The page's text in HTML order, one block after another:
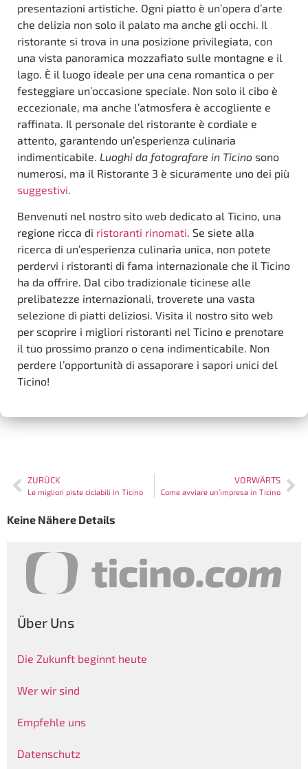
presentazioni artistiche. Ogni piatto è un’opera d’arte
che delizia non solo il palato ma anche gli occhi. Il
ristorante si trova in una posizione privilegiata, con
una vista panoramica mozzafiato sulle montagne e il
lago. È il luogo ideale per una cena romantica o per
festeggiare un’occasione speciale. Non solo il cibo è
eccezionale, ma anche l’atmosfera è accogliente e
raffinata. Il personale del ristorante è cordiale e
attento, garantendo un’esperienza culinaria
indimenticabile. Luoghi da fotografare in Ticino sono
numerosi, ma il Ristorante 3 è sicuramente uno dei più
suggestivi.
Benvenuti nel nostro sito web dedicato al Ticino, una
regione ricca di ristoranti rinomati. Se siete alla
ricerca di un’esperienza culinaria unica, non potete
perdervi i ristoranti di fama internazionale che il Ticino
ha da offrire. Dal cibo tradizionale ticinese alle
prelibatezze internazionali, troverete una vasta
selezione di piatti deliziosi. Visita il nostro sito web
per scoprire i migliori ristoranti nel Ticino e prenotare
il tuo prossimo pranzo o cena indimenticabile. Non
perdere l’opportunità di assaporare i sapori unici del
Ticino!
ZURÜCK
Le migliori piste ciclabili in Ticino
VORWÄRTS
Come avviare un’impresa in Ticino
Keine Nähere Details
Über Uns
Die Zukunft beginnt heute
Wer wir sind
Empfehle uns
Datenschutz